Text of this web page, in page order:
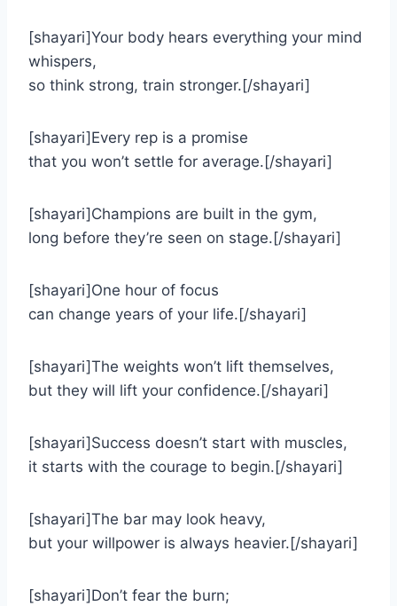
[shayari]Your body hears everything your mind
whispers,
so think strong, train stronger.[/shayari]
[shayari]Every rep is a promise
that you won’t settle for average.[/shayari]
[shayari]Champions are built in the gym,
long before they’re seen on stage.[/shayari]
[shayari]One hour of focus
can change years of your life.[/shayari]
[shayari]The weights won’t lift themselves,
but they will lift your confidence.[/shayari]
[shayari]Success doesn’t start with muscles,
it starts with the courage to begin.[/shayari]
[shayari]The bar may look heavy,
but your willpower is always heavier.[/shayari]
[shayari]Don’t fear the burn;